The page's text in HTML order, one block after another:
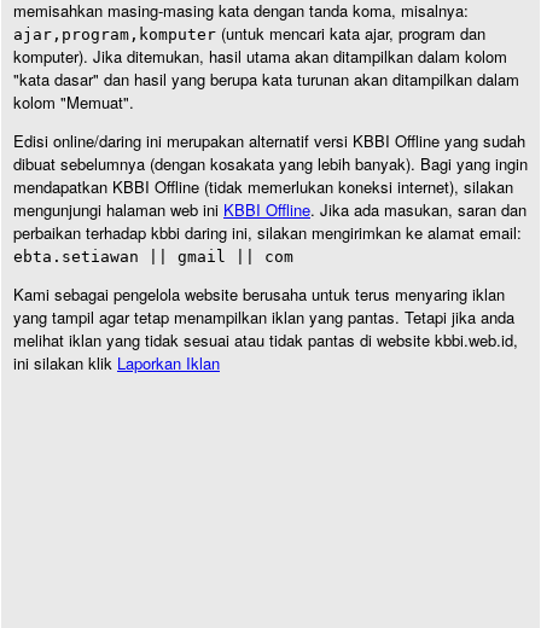
memisahkan masing-masing kata dengan tanda koma, misalnya:
ajar,program,komputer (untuk mencari kata ajar, program dan
komputer). Jika ditemukan, hasil utama akan ditampilkan dalam kolom
"kata dasar" dan hasil yang berupa kata turunan akan ditampilkan dalam
kolom "Memuat".
Edisi online/daring ini merupakan alternatif versi KBBI Offline yang sudah
dibuat sebelumnya (dengan kosakata yang lebih banyak). Bagi yang ingin
mendapatkan KBBI Offline (tidak memerlukan koneksi internet), silakan
mengunjungi halaman web ini KBBI Offline. Jika ada masukan, saran dan
perbaikan terhadap kbbi daring ini, silakan mengirimkan ke alamat email:
ebta.setiawan || gmail || com
Kami sebagai pengelola website berusaha untuk terus menyaring iklan
yang tampil agar tetap menampilkan iklan yang pantas. Tetapi jika anda
melihat iklan yang tidak sesuai atau tidak pantas di website kbbi.web.id,
ini silakan klik Laporkan Iklan